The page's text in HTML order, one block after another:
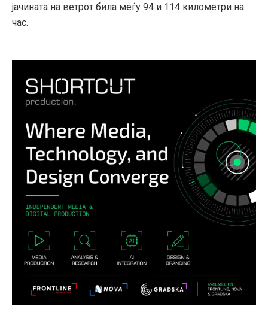
јачината на ветрот била меѓу 94 и 114 километри на
час.